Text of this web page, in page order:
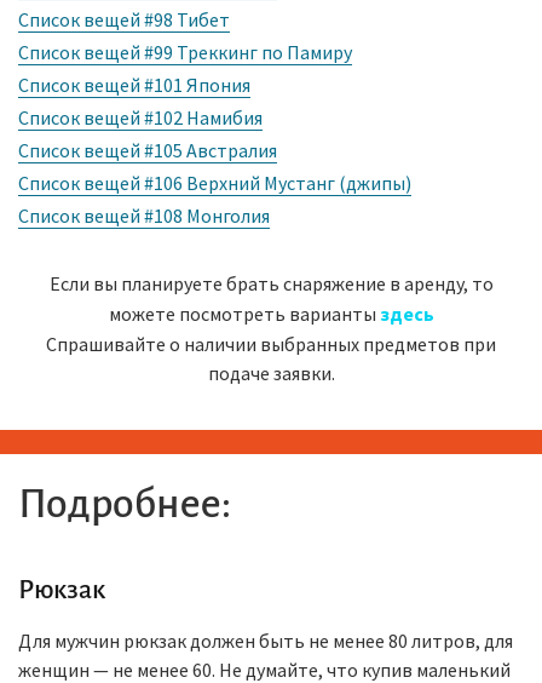
Список вещей #98 Тибет
Список вещей #99 Треккинг по Памиру
Список вещей #101 Япония
Список вещей #102 Намибия
Список вещей #105 Австралия
Список вещей #106 Верхний Мустанг (джипы)
Список вещей #108 Монголия
Если вы планируете брать снаряжение в аренду, то
можете посмотреть варианты здесь
Cпрашивайте о наличии выбранных предметов при
подаче заявки.
Подробнее:
Рюкзак
Для мужчин рюкзак должен быть не менее 80 литров, для
женщин — не менее 60. Не думайте, что купив маленький